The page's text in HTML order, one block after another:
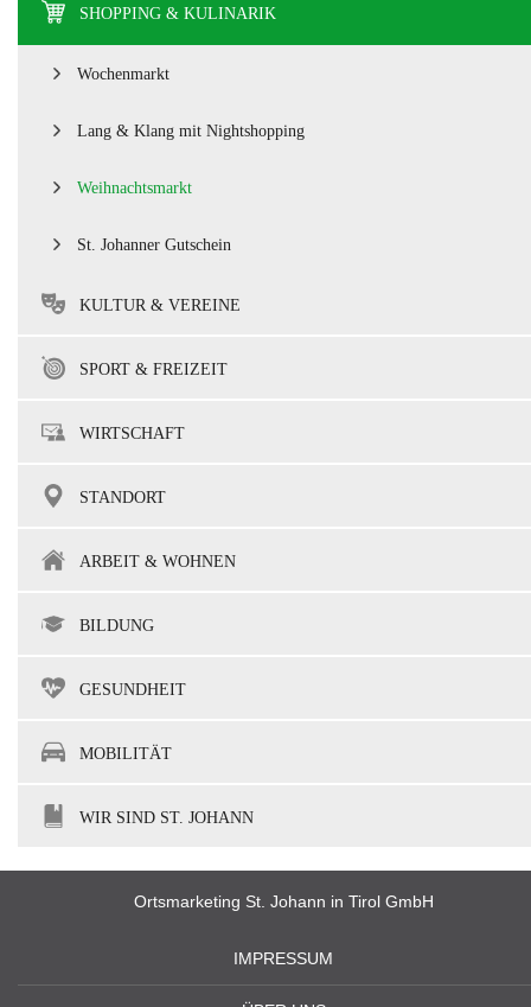
SHOPPING & KULINARIK
Wochenmarkt
Lang & Klang mit Nightshopping
Weihnachtsmarkt
St. Johanner Gutschein
KULTUR & VEREINE
SPORT & FREIZEIT
WIRTSCHAFT
STANDORT
ARBEIT & WOHNEN
BILDUNG
GESUNDHEIT
MOBILITÄT
WIR SIND ST. JOHANN
Ortsmarketing St. Johann in Tirol GmbH
IMPRESSUM